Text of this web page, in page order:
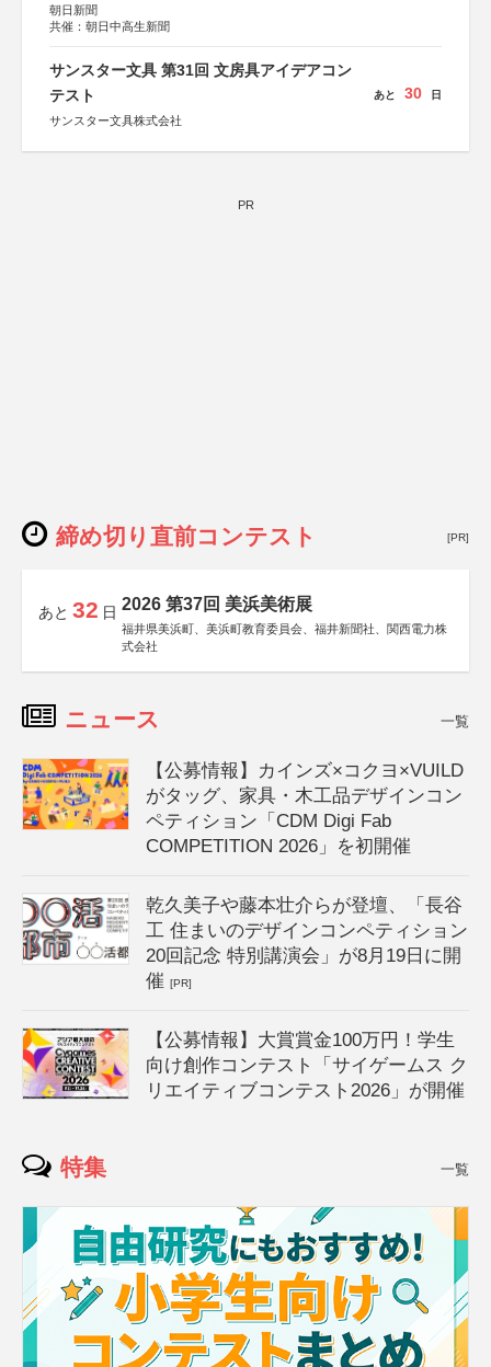
朝日新聞
共催：朝日中高生新聞
サンスター文具 第31回 文房具アイデアコン
テスト
サンスター文具株式会社
あと 30 日
PR
締め切り直前コンテスト [PR]
あと 32 日 2026 第37回 美浜美術展
福井県美浜町、美浜町教育委員会、福井新聞社、関西電力株
式会社
ニュース 一覧
【公募情報】カインズ×コクヨ×VUILD
がタッグ、家具・木工品デザインコン
ペティション「CDM Digi Fab
COMPETITION 2026」を初開催
乾久美子や藤本壮介らが登壇、「長谷
工 住まいのデザインコンペティション
20回記念 特別講演会」が8月19日に開
催[PR]
【公募情報】大賞賞金100万円！学生
向け創作コンテスト「サイゲームス ク
リエイティブコンテスト2026」が開催
特集 一覧